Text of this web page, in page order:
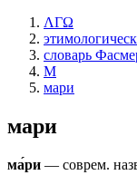
ΛΓΩ
словарь
М
мари
мари
ма́ри — соврем.